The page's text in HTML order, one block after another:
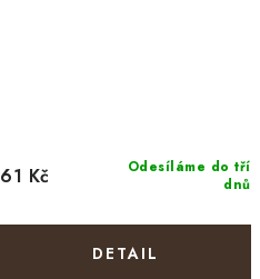
Odesíláme do tří
dnů
61 Kč